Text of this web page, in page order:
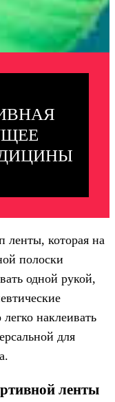
ленты, которая на
полоски
одной рукой,
наклеивать
для
ленты